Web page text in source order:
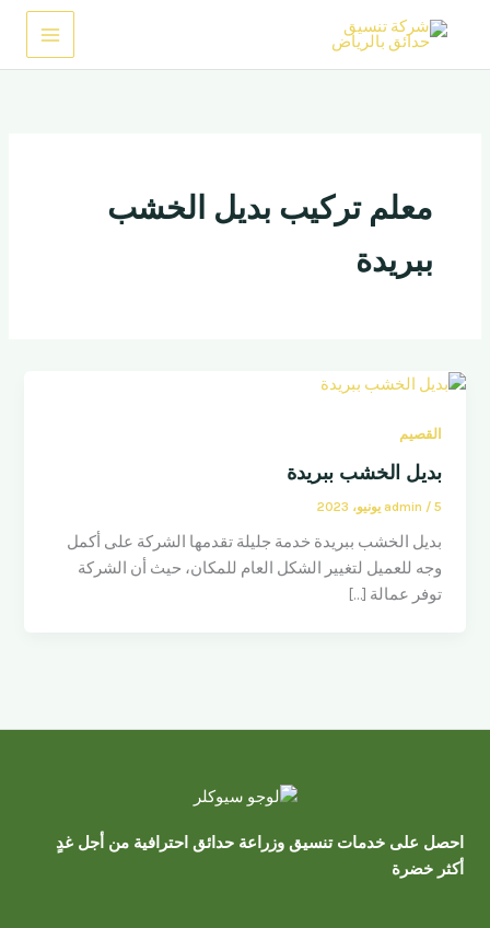
معلم تركيب بديل الخشب
ببريدة
القصيم
بديل الخشب ببريدة
admin / 5 يونيو، 2023
بديل الخشب ببريدة خدمة جليلة تقدمها الشركة على أكمل
وجه للعميل لتغيير الشكل العام للمكان، حيث أن الشركة
توفر عمالة […]
احصل على خدمات تنسيق وزراعة حدائق احترافية من أجل غدٍ
أكثر خضرة